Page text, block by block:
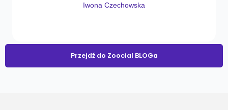
Iwona Czechowska
Przejdź do Zoocial BLOGa